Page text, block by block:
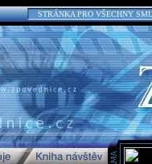
STRÁNKA PRO VŠECHNY